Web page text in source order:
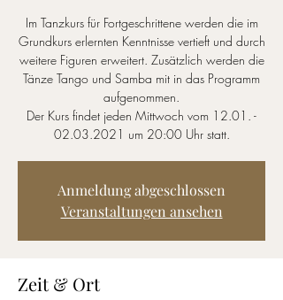
Im Tanzkurs für Fortgeschrittene werden die im
Grundkurs erlernten Kenntnisse vertieft und durch
weitere Figuren erweitert. Zusätzlich werden die
Tänze Tango und Samba mit in das Programm
aufgenommen.
Der Kurs findet jeden Mittwoch vom 12.01. -
02.03.2021 um 20:00 Uhr statt.
Anmeldung abgeschlossen
Veranstaltungen ansehen
Zeit & Ort